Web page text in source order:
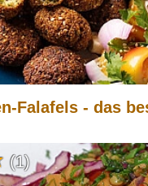
Falafels - das
(1)